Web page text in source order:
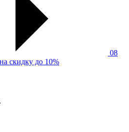
08
скидку до 10%